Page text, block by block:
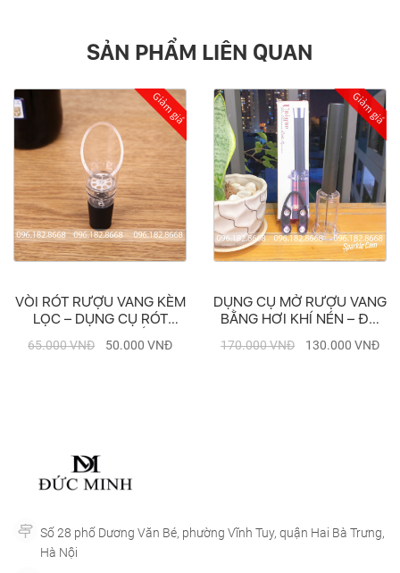
SẢN PHẨM LIÊN QUAN
Giảm giá
DỤNG CỤ MỞ RƯỢU VANG
BẰNG HƠI KHÍ NÉN – ĐỒ
CẤP
170.000VNĐ 130.000VNĐ
Giảm
VÒI RÓT RƯỢU VANG KÈM
LỌC – DỤNG CỤ RÓT
65.000VNĐ 50.000VNĐ
Số 28 phố Dương Văn Bé, phường Vĩnh Tuy, quận Hai Bà Trưng,
Hà Nội